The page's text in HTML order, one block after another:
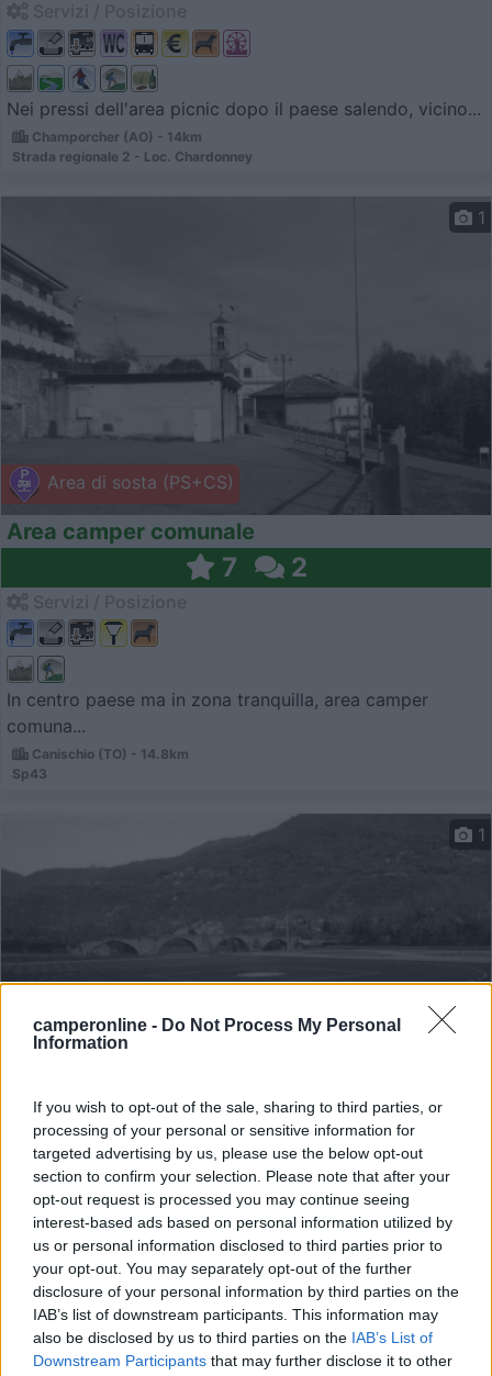
camperonline - Do Not Process My Personal
Information
If you wish to opt-out of the sale, sharing to third parties, or
processing of your personal or sensitive information for
targeted advertising by us, please use the below opt-out
section to confirm your selection. Please note that after your
opt-out request is processed you may continue seeing
interest-based ads based on personal information utilized by
us or personal information disclosed to third parties prior to
your opt-out. You may separately opt-out of the further
disclosure of your personal information by third parties on the
IAB’s list of downstream participants. This information may
also be disclosed by us to third parties on the IAB’s List of
Downstream Participants that may further disclose it to other
Nei pressi dell'area picnic dopo il paese salendo, vicino...
Champorcher (AO) - 14km
Strada regionale 2 - Loc. Chardonney
Area di sosta (PS+CS)
1
Area camper comunale
7 2
In centro paese ma in zona tranquilla, area camper
comuna...
Canischio (TO) - 14.8km
Sp43
Area di sosta (PS)
1
Area di sosta a Cuorgnè
0
Da Torino verso Ceresole Reale, a circa 40 Km, in bella
Cuorgnè (TO) - 14.8km